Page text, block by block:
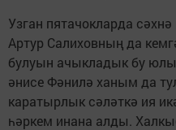
Узган пятачокларда
Артур Салиховның да
булуын ачыкладык бу
әнисе Фәнилә ханым да
каратырлык сәләткә ия
һәркем инана алды.